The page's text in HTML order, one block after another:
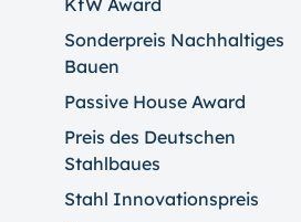
KfW Award
Sonderpreis Nachhaltiges
Bauen
Passive House Award
Preis des Deutschen
Stahlbaues
Stahl Innovationspreis